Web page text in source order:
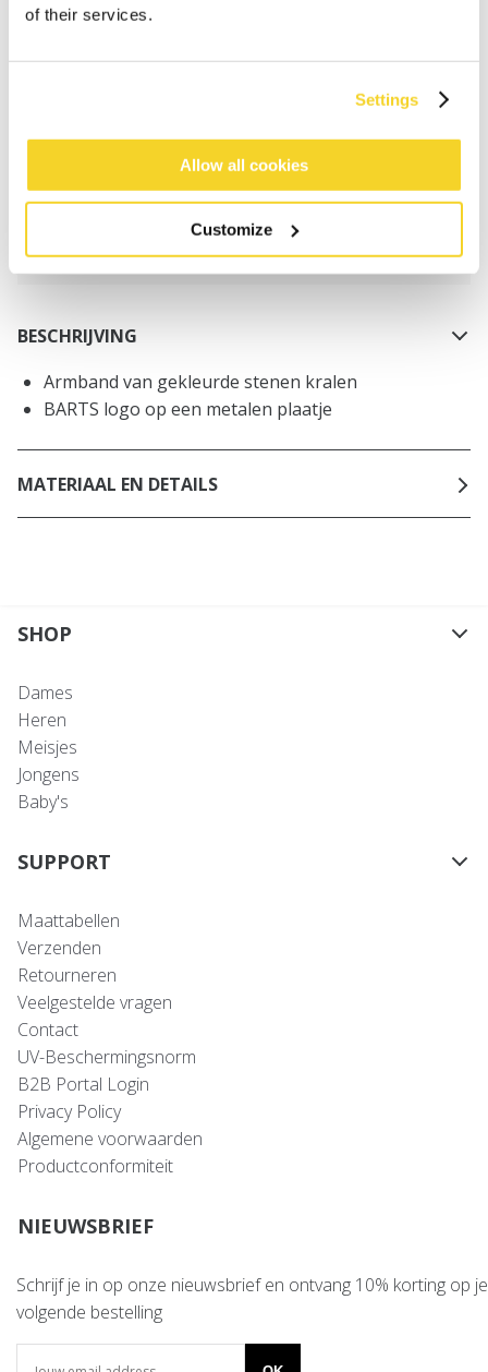
of their services.
Settings
Allow all cookies
Customize
IN WINKELWAGEN
Bestellingen die op werkdagen vóór 12:00 uur
worden geplaatst, worden dezelfde dag verzonden
Gratis verzending voor orders boven € 50,- binnen
NL
BESCHRIJVING
Armband van gekleurde stenen kralen
BARTS logo op een metalen plaatje
MATERIAAL EN DETAILS
SHOP
Dames
Heren
Meisjes
Jongens
Baby's
SUPPORT
Maattabellen
Verzenden
Retourneren
Veelgestelde vragen
Contact
UV-Beschermingsnorm
B2B Portal Login
Privacy Policy
Algemene voorwaarden
Productconformiteit
NIEUWSBRIEF
Schrijf je in op onze nieuwsbrief en ontvang 10% korting op je
volgende bestelling